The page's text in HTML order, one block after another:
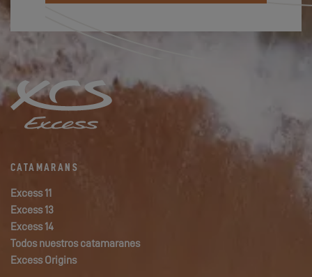
CATAMARANS
Excess 11
Excess 13
Excess 14
Todos nuestros catamaranes
Excess Origins